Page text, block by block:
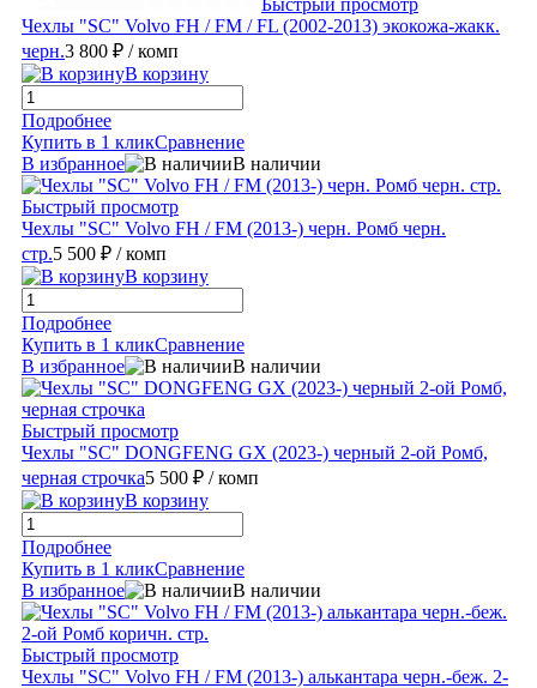
Чехлы "SC" Volvo FH / FM / FL (2002-2013) экокожа-жакк.
черн.3 800 ₽ / комп
В корзину
Подробнее
Купить в 1 кликСравнение
В избранное
В наличии
Быстрый просмотр
Чехлы "SC" Volvo FH / FM (2013-) черн. Ромб черн.
стр.5 500 ₽ / комп
В корзину
Подробнее
Купить в 1 кликСравнение
В избранное
В наличии
Быстрый просмотр
Чехлы "SC" DONGFENG GX (2023-) черный 2-ой Ромб,
черная строчка5 500 ₽ / комп
В корзину
Подробнее
Купить в 1 кликСравнение
В избранное
В наличии
Быстрый просмотр
Чехлы "SC" Volvo FH / FM (2013-) алькантара черн.-беж. 2-